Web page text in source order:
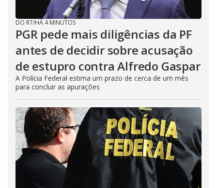
DO R7/HÁ 4 MINUTOS
PGR pede mais diligências da PF
antes de decidir sobre acusação
de estupro contra Alfredo Gaspar
A Polícia Federal estima um prazo de cerca de um mês
para concluir as apurações